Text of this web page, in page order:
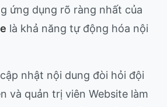
ứng dụng rõ ràng nhất của
là khả năng tự động hóa nội
nhật nội dung đòi hỏi đội
và quản trị viên Website làm